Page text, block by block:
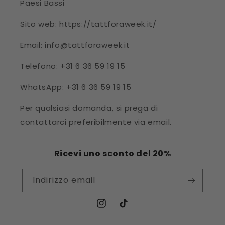
Paesi Bassi
Sito web: https://tattforaweek.it/
Email: info@tattforaweek.it
Telefono: +31 6 36 59 19 15
WhatsApp: +31 6 36 59 19 15
Per qualsiasi domanda, si prega di
contattarci preferibilmente via email.
Ricevi uno sconto del 20%
Indirizzo email
Instagram
TikTok